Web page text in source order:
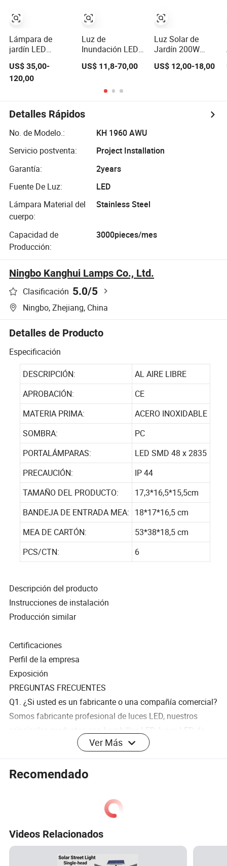
Lámpara de
jardín LED
aluminio nuevo
tipo victoriano
4m
US$ 35,00-
120,00
Luz de
Inundación LED
LED
con Sensor 50W
100W 150W
200W 300W
400W Luz LED
para Estadio
Paisajismo
Patio
US$ 11,8-70,00
Luz Solar de
Jardín 200W
Luz Solar LED
para Luz Solar de
US$ 12,00-18,00
Detalles Rápidos
No. de Modelo.:
KH 1960 AWU
Servicio postventa:
Project Installation
Garantía:
2years
Fuente De Luz:
LED
Lámpara Material del
cuerpo:
Stainless Steel
Capacidad de
Producción:
3000pieces/mes
Ningbo Kanghui Lamps Co., Ltd.
Clasificación 5.0/5
Ningbo, Zhejiang, China
Detalles de Producto
Especificación
DESCRIPCIÓN:
AL AIRE LIBRE
APROBACIÓN:
CE
MATERIA PRIMA:
ACERO INOXIDABLE
SOMBRA:
PC
PORTALÁMPARAS:
LED SMD 48 x 2835
PRECAUCIÓN:
IP 44
TAMAÑO DEL PRODUCTO:
17,3*16,5*15,5cm
BANDEJA DE ENTRADA MEA: 18*17*16,5 cm
MEA DE CARTÓN:
53*38*18,5 cm
PCS/CTN:
6
Descripción del producto
Instrucciones de instalación
Producción similar
Certificaciones
Perfil de la empresa
Exposición
PREGUNTAS FRECUENTES
Q1. ¿Si usted es un fabricante o una compañía comercial?
Somos fabricante profesional de luces LED, nuestros
principales productos son bombillas LED, luces LED de
alimentos, luces LED de tira.
Q2. ¿tiene usted algún MOQ para las luces LED de la
No se requiere MOQ, se da la bienvenida a la orden de
Q3. ¿podemos tener nuestro LOGO en el cuerpo de la
lámpara y caja de regalo?
Ver Más
Recomendado
Videos Relacionados